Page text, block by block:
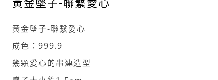
黃金墜子-聯繫愛心
成色：999.9
幾顆愛心的串連造型